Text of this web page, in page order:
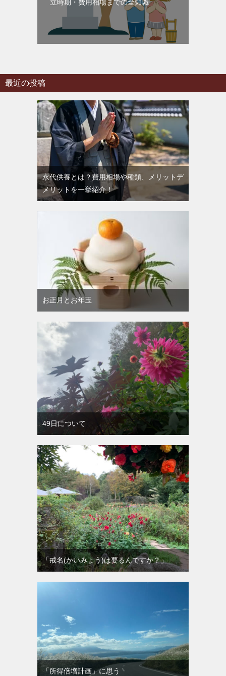
立時期・費用相場までの全知識
最近の投稿
永代供養とは？費用相場や種類、メリットデ
メリットを一挙紹介！
お正月とお年玉
49日について
「戒名(かいみょう)は要るんですか？」
「所得倍増計画」に思う